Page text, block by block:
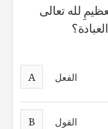
لله تعالى
A الفعل
B القول